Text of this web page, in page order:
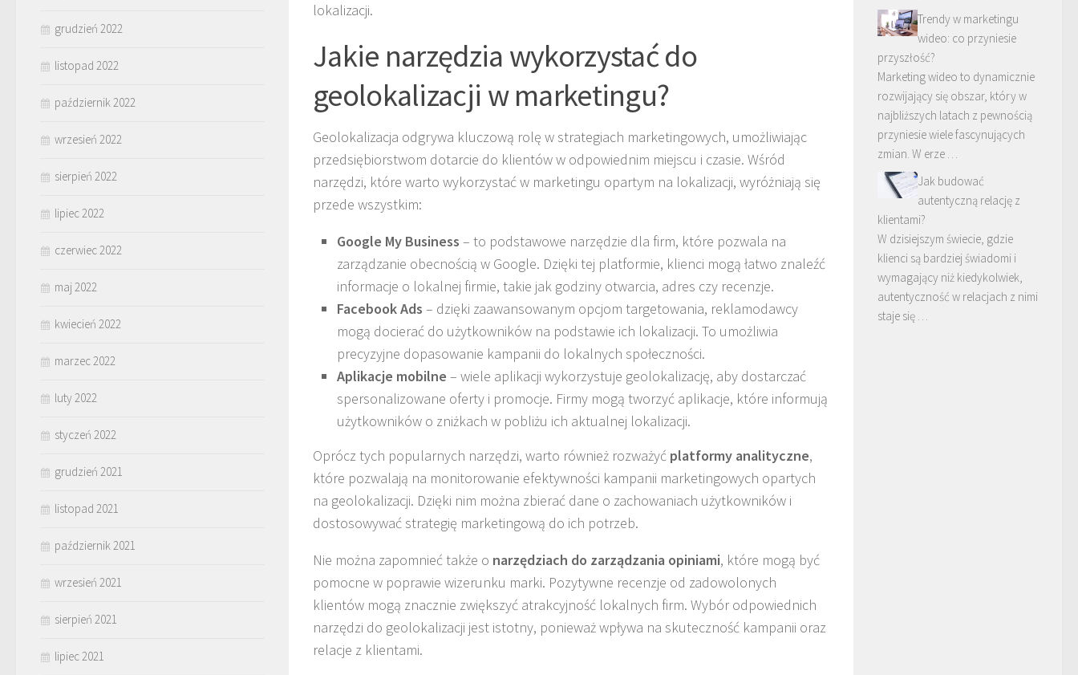
lokalizacji.
Jakie narzędzia wykorzystać do
geolokalizacji w marketingu?
Geolokalizacja odgrywa kluczową rolę w strategiach marketingowych, umożliwiając
przedsiębiorstwom dotarcie do klientów w odpowiednim miejscu i czasie. Wśród
narzędzi, które warto wykorzystać w marketingu opartym na lokalizacji, wyróżniają się
przede wszystkim:
Google My Business – to podstawowe narzędzie dla firm, które pozwala na
zarządzanie obecnością w Google. Dzięki tej platformie, klienci mogą łatwo znaleźć
informacje o lokalnej firmie, takie jak godziny otwarcia, adres czy recenzje.
Facebook Ads – dzięki zaawansowanym opcjom targetowania, reklamodawcy
mogą docierać do użytkowników na podstawie ich lokalizacji. To umożliwia
precyzyjne dopasowanie kampanii do lokalnych społeczności.
Aplikacje mobilne – wiele aplikacji wykorzystuje geolokalizację, aby dostarczać
spersonalizowane oferty i promocje. Firmy mogą tworzyć aplikacje, które informują
użytkowników o zniżkach w pobliżu ich aktualnej lokalizacji.
Oprócz tych popularnych narzędzi, warto również rozważyć platformy analityczne,
które pozwalają na monitorowanie efektywności kampanii marketingowych opartych
na geolokalizacji. Dzięki nim można zbierać dane o zachowaniach użytkowników i
dostosowywać strategię marketingową do ich potrzeb.
Nie można zapomnieć także o narzędziach do zarządzania opiniami, które mogą być
pomocne w poprawie wizerunku marki. Pozytywne recenzje od zadowolonych
klientów mogą znacznie zwiększyć atrakcyjność lokalnych firm. Wybór odpowiednich
narzędzi do geolokalizacji jest istotny, ponieważ wpływa na skuteczność kampanii oraz
relacje z klientami.
grudzień 2022
listopad 2022
październik 2022
wrzesień 2022
sierpień 2022
lipiec 2022
czerwiec 2022
maj 2022
kwiecień 2022
marzec 2022
luty 2022
styczeń 2022
grudzień 2021
listopad 2021
październik 2021
wrzesień 2021
sierpień 2021
lipiec 2021
Trendy w marketingu
wideo: co przyniesie
przyszłość?
Marketing wideo to dynamicznie
rozwijający się obszar, który w
najbliższych latach z pewnością
przyniesie wiele fascynujących
zmian. W erze …
Jak budować
autentyczną relację z
klientami?
W dzisiejszym świecie, gdzie
klienci są bardziej świadomi i
wymagający niż kiedykolwiek,
autentyczność w relacjach z nimi
staje się …